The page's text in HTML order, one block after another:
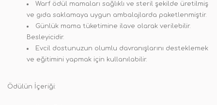
Warf ödül mamaları sağlıklı ve steril şekilde üretilmiş
ve gıda saklamaya uygun ambalajlarda paketlenmiştir.
Günlük mama tüketimine ilave olarak verilebilir.
Besleyicidir.
Evcil dostunuzun olumlu davranışlarını desteklemek
ve eğitimini yapmak için kullanılabilir.
Ödülün İçeriği: